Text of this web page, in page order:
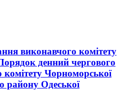
виконавчого комітету
денний чергового
комітету Чорноморської
району Одеської